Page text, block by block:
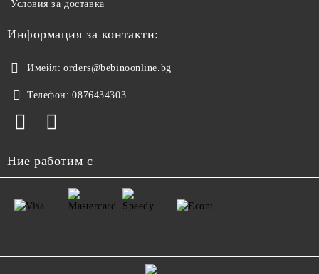
Условия за доставка
Информация за контакти:
Имейл: orders@bebinoonline.bg
Телефон: 0876434303
Ние работим с